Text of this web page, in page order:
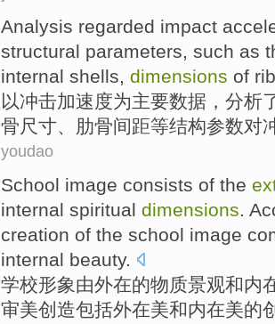
Analysis regarded impact
structural parameters, such as
internal shells, dimensions of rib
以冲击加速度为主要数据 ， 分析
骨尺寸、肋骨间距等结构参数对
youdao
School image consists of the
internal spiritual dimensions .
creation of the school image
internal beauty.
学校形象由外在的物质景观和内
审美创造包括外在美和内在美的